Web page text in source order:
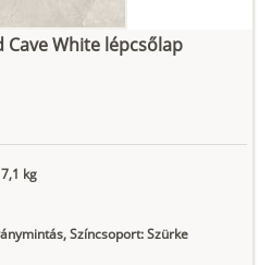
Cave White lépcsőlap
7,1 kg
Színcsoport: Szürke